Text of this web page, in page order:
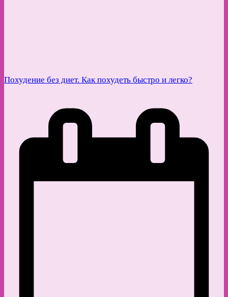
Похудение без диет. Как похудеть быстро и легко?